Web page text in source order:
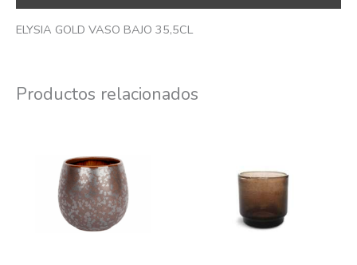
ELYSIA GOLD VASO BAJO 35,5CL
Productos relacionados